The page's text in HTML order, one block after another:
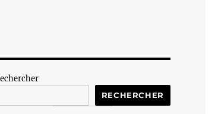
RECHERCHER